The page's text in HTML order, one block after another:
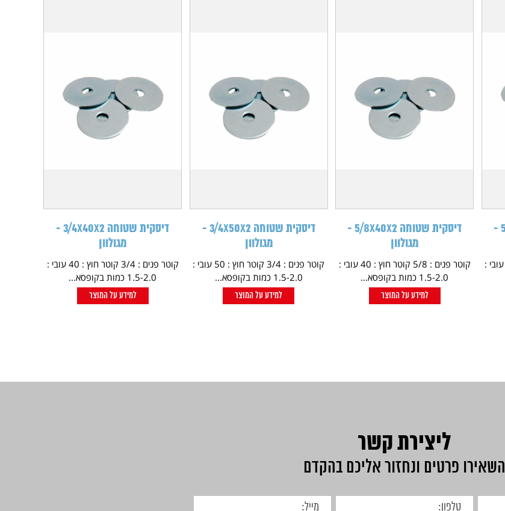
דיסקית שטוחה 5/8X50X2 -
קוטר פנים : 5/8 קוטר חוץ : 50 עובי :
דיסקית שטוחה 5/8X40X2 -
מגולוון
קוטר פנים : 5/8 קוטר חוץ : 40 עובי :
1.5-2.0 כמות בקופסא...
למידע על המוצר
דיסקית שטוחה 3/4X50X2 -
מגולוון
קוטר פנים : 3/4 קוטר חוץ : 50 עובי :
1.5-2.0 כמות בקופסא...
למידע על המוצר
דיסקית שטוחה 3/4X40X2 -
מגולוון
קוטר פנים : 3/4 קוטר חוץ : 40 עובי :
1.5-2.0 כמות בקופסא...
למידע על המוצר
ליצירת קשר
השאירו פרטים ונחזור אליכם בהקדם